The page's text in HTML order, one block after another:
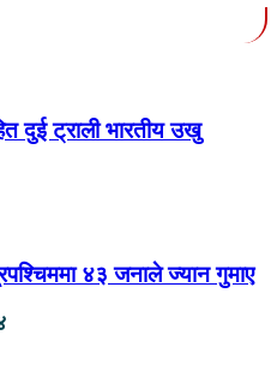
दुई ट्राली भारतीय उखु
४३ जनाले ज्यान गुमाए